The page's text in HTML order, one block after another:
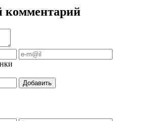
комментарий
Добавить